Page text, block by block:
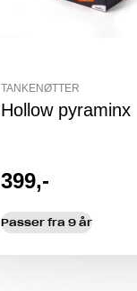
TANKENØTTER
Hollow pyraminx
399,-
Passer fra 9 år